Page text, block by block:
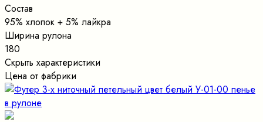
Состав
95% хлопок + 5% лайкра
Ширина рулона
180
Скрыть характеристики
Цена от фабрики